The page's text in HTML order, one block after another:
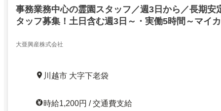
事務業務中心の霊園スタッフ／週3日から／長期安
タッフ募集！土日含む週3日～・実働5時間～マイ
大亜興産株式会社
川越市 大字下老袋
時給1,200円 / 交通費支給